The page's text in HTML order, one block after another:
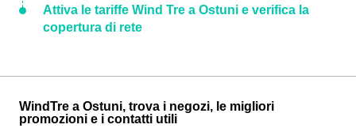
Attiva le tariffe Wind Tre a Ostuni e verifica la
copertura di rete
WindTre a Ostuni, trova i negozi, le migliori
promozioni e i contatti utili